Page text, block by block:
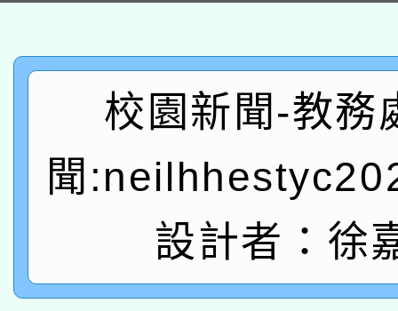
礎課程
A3數位素養講師名單
「數位內容與教學軟
pilot」
有關大陸委員會函釋公
薪期間赴陸應申請許可
轉知經濟部水利署委託
業技術研究院辦理「
用水績優單位及節水達
115年8月22日(星期六
桃園市孔廟祈福系列
2026年桃園地景藝術
校園新聞-教務
聞
設計者：徐